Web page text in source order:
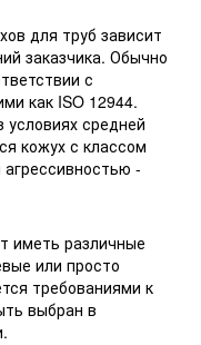
для труб зависит
заказчика. Обычно
с
как ISO 12944.
средней
кожух с классом
-
иметь различные
или просто
требованиями к
выбран в